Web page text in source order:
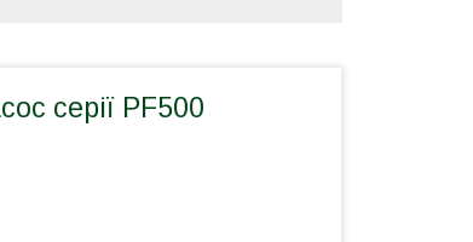
серії PF500